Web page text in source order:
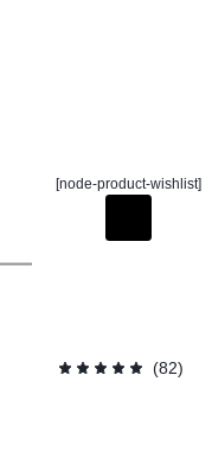
[node-product-wishlist]
(82)